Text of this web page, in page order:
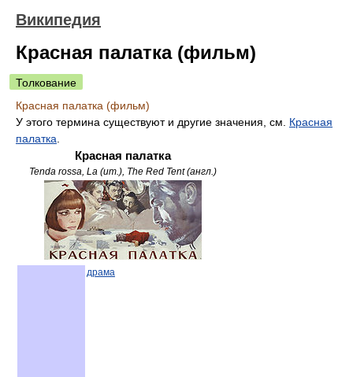
Википедия
Красная палатка (фильм)
Толкование
Красная палатка (фильм)
У этого термина существуют и другие значения, см. Красная
палатка
Красная палатка
Tenda rossa, La (ит.), The Red Tent (англ.)
драма